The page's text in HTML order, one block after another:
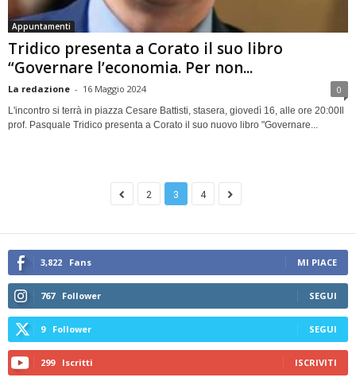
Appuntamenti
Tridico presenta a Corato il suo libro
“Governare l’economia. Per non...
La redazione - 16 Maggio 2024 0
L'incontro si terrà in piazza Cesare Battisti, stasera, giovedì 16, alle ore 20:00Il
prof. Pasquale Tridico presenta a Corato il suo nuovo libro "Governare...
2 3 4
3,822 Fans MI PIACE
767 Follower SEGUI
9 Follower SEGUI
299 Iscritti ISCRIVITI